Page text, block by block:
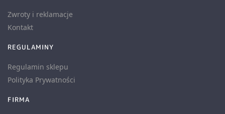
Zwroty i reklamacje
Kontakt
REGULAMINY
Regulamin sklepu
Polityka Prywatności
FIRMA